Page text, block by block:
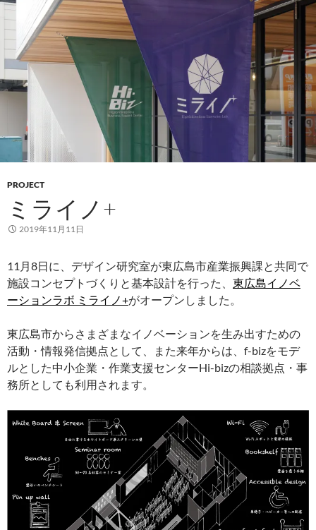
PROJECT
ミライノ+
2019年11月11日
11月8日に、デザイン研究室が東広島市産業振興課と共同で
施設コンセプトづくりと基本設計を行った、 東広島イノベ
ーションラボ ミライノ+がオープンしました。
東広島市からさまざまなイノベーションを生み出すための
活動・情報発信拠点として、また来年からは、f-bizをモデ
ルとした中小企業・作業支援センターHi-bizの相談拠点・事
務所としても利用されます。